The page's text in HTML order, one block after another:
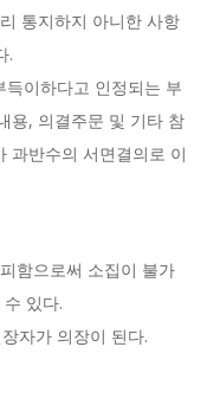
통지하지 아니한 사항
.
이하다고 인정되는 부
용, 의결주문 및 기타 참
과반수의 서면결의로 이
함으로써 소집이 불가
있다.
자가 의장이 된다.